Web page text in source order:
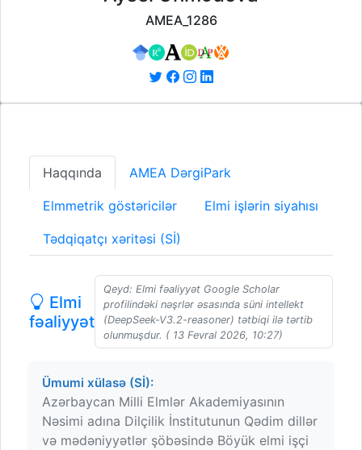
AMEA_1286
Haqqında AMEA DərgiPark
Elmmetrik göstəricilər Elmi işlərin siyahısı
Tədqiqatçı xəritəsi (Sİ)
Elmi
fəaliyyət
Qeyd: Elmi fəaliyyət Google Scholar
profilindəki nəşrlər əsasında süni intellekt
(DeepSeek-V3.2-reasoner) tətbiqi ilə tərtib
olunmuşdur. ( 13 Fevral 2026, 10:27)
Ümumi xülasə (Sİ):
Azərbaycan Milli Elmlər Akademiyasının
Nəsimi adına Dilçilik İnstitutunun Qədim dillər
və mədəniyyətlər şöbəsində Böyük elmi işçi